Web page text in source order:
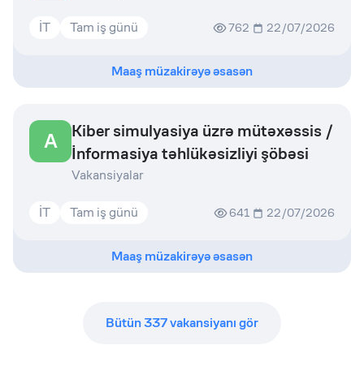
İT Tam iş günü 762 22/07/2026
Maaş müzakirəyə əsasən
A
Kiber simulyasiya üzrə mütəxəssis /
İnformasiya təhlükəsizliyi şöbəsi
Vakansiyalar
İT Tam iş günü 641 22/07/2026
Maaş müzakirəyə əsasən
Bütün337vakansiyanı gör